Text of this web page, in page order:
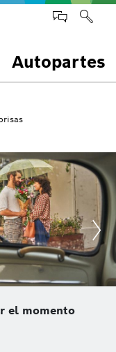
Autopartes
el momento